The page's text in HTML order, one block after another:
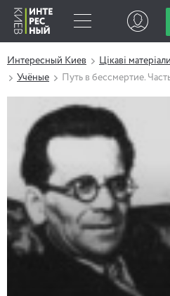
Интересный Киев Цікаві
Учёные
Путь в бессмертие.